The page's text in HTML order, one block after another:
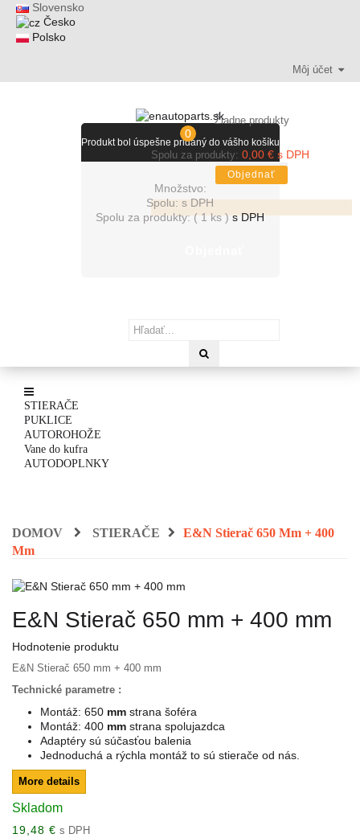
Slovensko
Česko
Polsko
Môj účet
0
Žiadne produkty
Spolu za produkty: 0,00 € s DPH
Objednať
Produkt bol úspešne pridaný do vášho košíku
Množstvo:
Spolu: s DPH
Spolu za produkty: ( 1 ks)s DPH
STIERAČE
PUKLICE
AUTOROHOŽE
Vane do kufra
AUTODOPLNKY
DOMOV STIERAČE
E&N Stierač 650 Mm + 400
Mm
E&N Stierač 650 mm + 400 mm
Hodnotenie produktu
E&N Stierač 650 mm + 400 mm
Technické parametre :
Montáž: 650 mm strana šoféra
Montáž: 400 mm strana spolujazdca
Adaptéry sú súčasťou balenia
Jednoduchá a rýchla montáž to sú stierače od nás.
More details
Skladom
19,48 € s DPH